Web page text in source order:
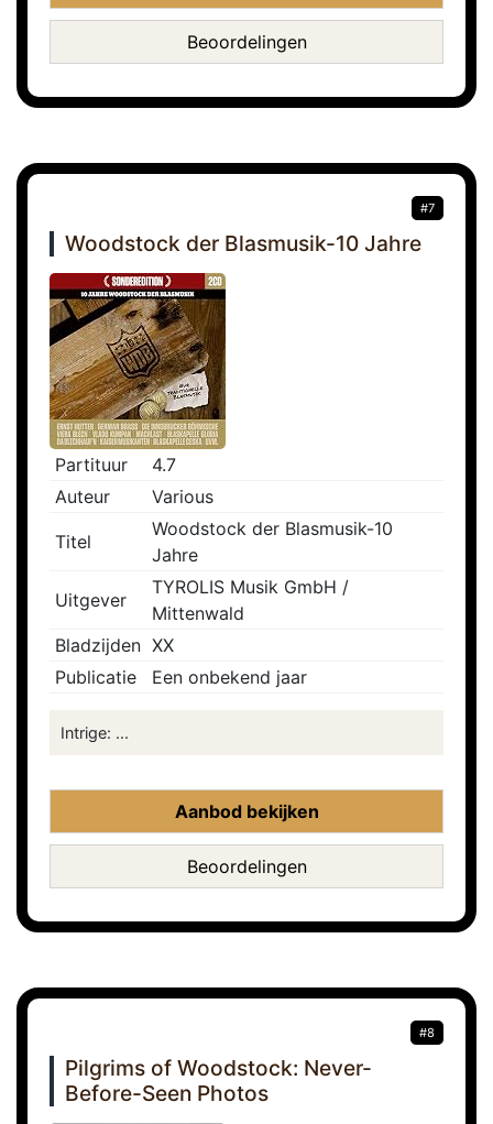
Beoordelingen
#7
Woodstock der Blasmusik-10 Jahre
Partituur
4.7
Auteur
Various
Titel
Woodstock der Blasmusik-10
Jahre
Uitgever
TYROLIS Musik GmbH /
Mittenwald
Bladzijden XX
Publicatie
Een onbekend jaar
Intrige: ...
Aanbod bekijken
Beoordelingen
#8
Pilgrims of Woodstock: Never-
Before-Seen Photos